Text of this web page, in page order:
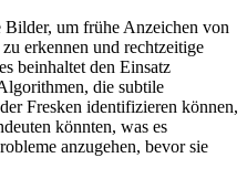
um frühe Anzeichen von
erkennen und rechtzeitige
beinhaltet den Einsatz
die subtile
Fresken identifizieren können,
könnten, was es
anzugehen, bevor sie